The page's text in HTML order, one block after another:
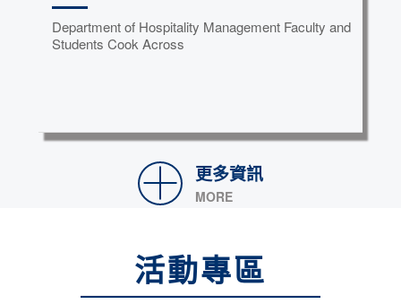
Department of Hospitality Management Faculty and
Students Cook Across
更多資訊
MORE
活動專區